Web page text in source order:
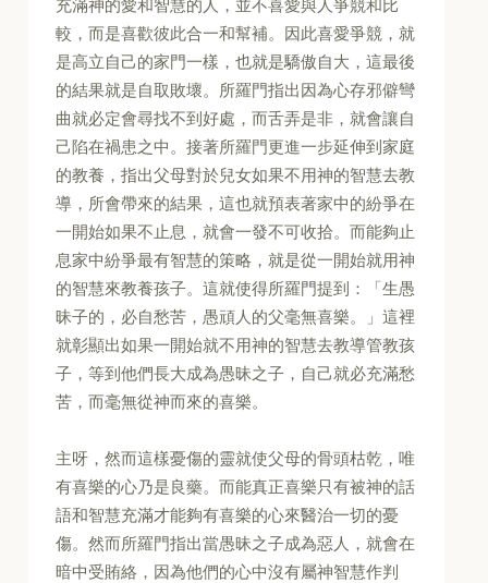
充滿神的愛和智慧的人，並不喜愛與人爭競和比
較，而是喜歡彼此合一和幫補。因此喜愛爭競，就
是高立自己的家門一樣，也就是驕傲自大，這最後
的結果就是自取敗壞。所羅門指出因為心存邪僻彎
曲就必定會尋找不到好處，而舌弄是非，就會讓自
己陷在禍患之中。接著所羅門更進一步延伸到家庭
的教養，指出父母對於兒女如果不用神的智慧去教
導，所會帶來的結果，這也就預表著家中的紛爭在
一開始如果不止息，就會一發不可收拾。而能夠止
息家中紛爭最有智慧的策略，就是從一開始就用神
的智慧來教養孩子。這就使得所羅門提到：「生愚
昧子的，必自愁苦，愚頑人的父毫無喜樂。」這裡
就彰顯出如果一開始就不用神的智慧去教導管教孩
子，等到他們長大成為愚昧之子，自己就必充滿愁
苦，而毫無從神而來的喜樂。
主呀，然而這樣憂傷的靈就使父母的骨頭枯乾，唯
有喜樂的心乃是良藥。而能真正喜樂只有被神的話
語和智慧充滿才能夠有喜樂的心來醫治一切的憂
傷。然而所羅門指出當愚昧之子成為惡人，就會在
暗中受賄絡，因為他們的心中沒有屬神智慧作判